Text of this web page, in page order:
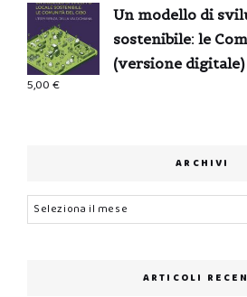
Un modello di
sostenibile: le
(versione digitale)
5,00€
ARCHIVI
Archivi
ARTICOLI